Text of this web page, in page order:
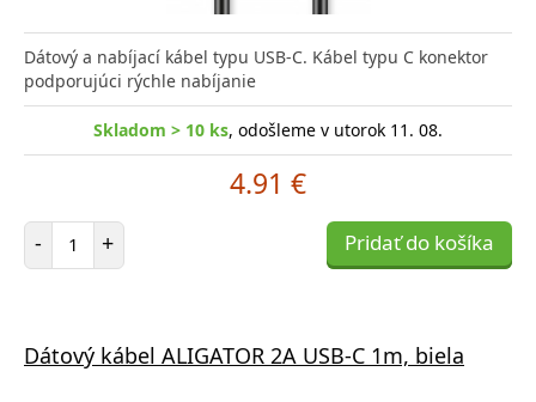
Dátový a nabíjací kábel typu USB-C. Kábel typu C konektor
podporujúci rýchle nabíjanie
Skladom > 10 ks, odošleme v utorok 11. 08.
4.91 €
- Počet položiek
+ Pridať do košíka
Dátový kábel ALIGATOR 2A USB-C 1m, biela